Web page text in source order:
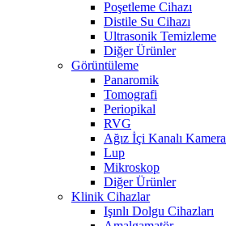
Poşetleme Cihazı
Distile Su Cihazı
Ultrasonik Temizleme
Diğer Ürünler
Görüntüleme
Panaromik
Tomografi
Periopikal
RVG
Ağız İçi Kanalı Kamera
Lup
Mikroskop
Diğer Ürünler
Klinik Cihazlar
Işınlı Dolgu Cihazları